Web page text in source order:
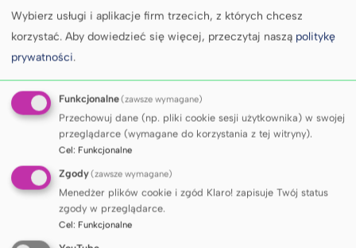
Dział Współpracy
Międzynarodowej
dr Dawid Spychała
Kierownik Działu Współpracy
Międzynarodowej
Współpraca międzynarodowa (umowy
międzyuczelniane, wymiana nauczycieli
i pracowników), wnioskowanie o fundusze na
Wybierz usługi i aplikacje firm trzecich, z których chcesz
korzystać. Aby dowiedzieć się więcej, przeczytaj naszą politykę
prywatności.
Funkcjonalne(zawsze wymagane)
Przechowuj dane (np. pliki cookie sesji użytkownika) w swojej
przeglądarce (wymagane do korzystania z tej witryny).
Cel: Funkcjonalne
Zgody(zawsze wymagane)
Menedżer plików cookie i zgód Klaro! zapisuje Twój status
zgody w przeglądarce.
Cel: Funkcjonalne